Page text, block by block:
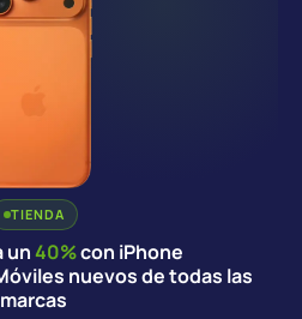
TIENDA
un40%con iPhone
nuevos de todas las
marcas